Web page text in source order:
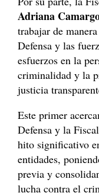
Adriana
trabajar de
Defensa y las
esfuerzos en la
criminalidad y la
justicia
Este primer
Defensa y la
hito significativo
entidades,
previa y
lucha contra el